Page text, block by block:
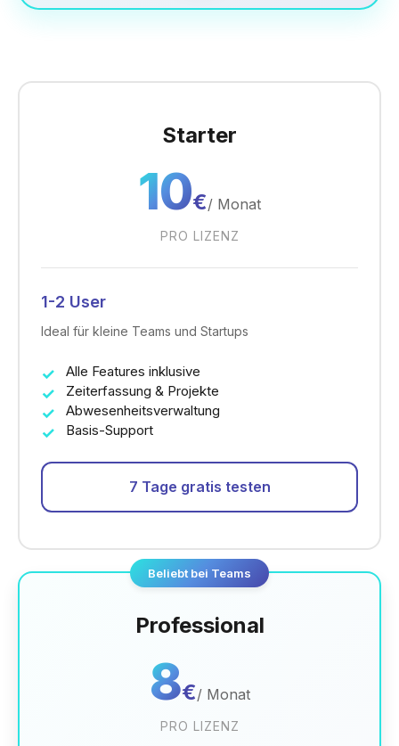
Starter
10€/ Monat
PRO LIZENZ
1-2 User
Ideal für kleine Teams und Startups
Alle Features inklusive
Zeiterfassung & Projekte
Abwesenheitsverwaltung
Basis-Support
7 Tage gratis testen
Beliebt bei Teams
Professional
8€/ Monat
PRO LIZENZ